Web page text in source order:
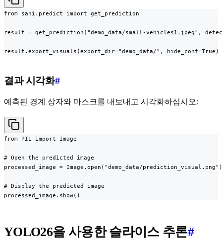
from sahi.predict import get_prediction
result = get_prediction("demo_data/small-vehicles1.jpeg",
result.export_visuals(export_dir="demo_data/", hide_conf=True)
결과 시각화#
예측된 경계 상자와 마스크를 내보내고 시각화하십시오:
from PIL import Image
# Open the predicted image
processed_image = Image.open("demo_data/prediction_visual.png")
# Display the predicted image
processed_image.show()
YOLO26을 사용한 슬라이스 추론#